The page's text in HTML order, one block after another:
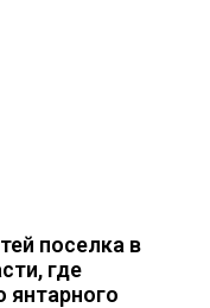
поселка в
где
янтарного